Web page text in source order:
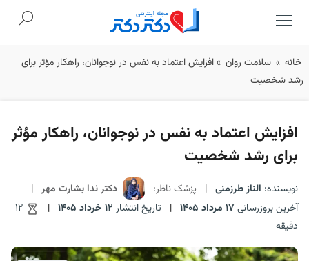
Skip
خانه » سلامت روان »افزایش اعتماد به نفس در نوجوانان، راهکار مؤثر برای
رشد شخصیت
افزایش اعتماد به نفس در نوجوانان، راهکار مؤثر
برای رشد شخصیت
نویسنده: الناز طرزمنی | پزشک ناظر: دکتر ندا بشارت مهر |
آخرین بروزرسانی 17 مرداد 1405 | تاریخ انتشار 12 خرداد 1405 |
12
دقیقه